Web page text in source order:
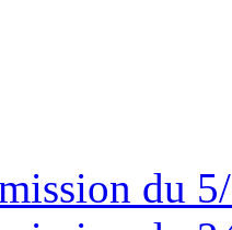
du